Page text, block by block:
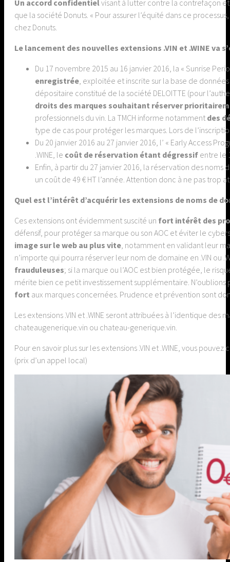
Un accord confidentiel visant à lutter contre la contrefaçon et
que la société Donuts. « Pour assurer l’équité dans ce
chez Donuts.
Le lancement des nouvelles extensions .VIN et .WINE va
Du 17 novembre 2015 au 16 janvier 2016, la « Sunrise
enregistrée , exploitée et inscrite sur la base de données
dépositaire constitué de la société DELOITTE (pour
droits des marques souhaitant réserver
professionnels du vin. La TMCH informe notamment des
type de cas pour protéger les marques. Lors de
Du 20 janvier 2016 au 27 janvier 2016, l’ « Early Access
.WINE, le coût de réservation étant dégressif entre le
Enfin, à partir du 27 janvier 2016, la réservation des
un coût de 49 € HT l’année. Attention donc à ne pas trop
Quel est l’intérêt d’acquérir les extensions de noms de
Ces extensions ont évidemment suscité un fort intérêt des
défensif, pour protéger sa marque ou son AOC et éviter le
image sur le web au plus vite , notamment en validant leur
n’importe qui pourra réserver leur nom de domaine en .VIN ou
frauduleuses; si la marque ou l’AOC est bien protégée, le
mérite bien ce petit investissement supplémentaire.
fort aux marques concernées. Prudence et prévention sont
Les extensions .VIN et .WINE seront attribuées à l’identique
chateaugenerique.vin ou chateau-generique.vin.
Pour en savoir plus sur les extensions .VIN et .WINE, vous
(prix d’un appel local)